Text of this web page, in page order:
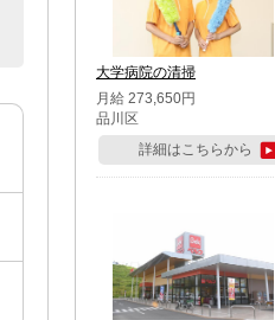
大学病院の清掃
月給 273,650円
品川区
詳細はこちらから